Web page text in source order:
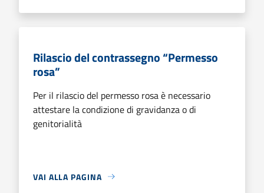
Rilascio del contrassegno “Permesso
rosa”
Per il rilascio del permesso rosa è necessario
attestare la condizione di gravidanza o di
genitorialità
VAI ALLA PAGINA